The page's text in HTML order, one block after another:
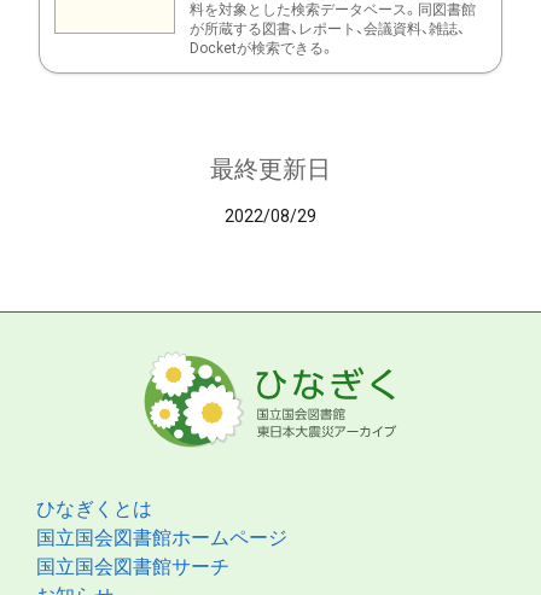
料を対象とした検索データベース。同図書館
が所蔵する図書、レポート、会議資料、雑誌、
Docketが検索できる。
最終更新日
2022/08/29
ひなぎくとは
国立国会図書館ホームページ
国立国会図書館サーチ